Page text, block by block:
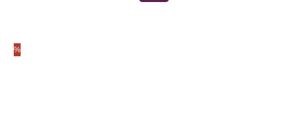
Rabatt
%